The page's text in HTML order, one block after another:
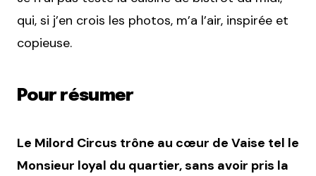
qui, si j’en crois les photos, m’a l’air, inspirée et
copieuse.
Pour résumer
Le Milord Circus trône au cœur de Vaise tel le
Monsieur loyal du quartier, sans avoir pris la